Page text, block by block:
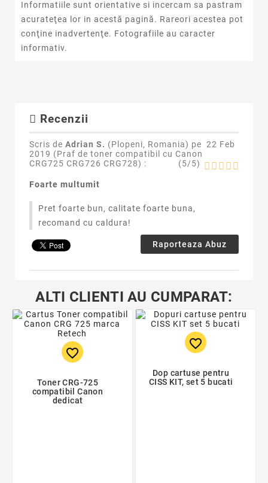
Informatiile sunt orientative si incercam sa pastram
acurateţea lor in acestă pagină. Rareori acestea pot
conţine inadvertenţe. Fotografiile au caracter
informativ.
Recenzii
Scris de Adrian S. (Plopeni, Romania) pe 22 Feb
2019 (Praf de toner compatibil cu Canon
CRG725 CRG726 CRG728) : (5/5)
Foarte multumit
Pret foarte bun, calitate foarte buna,
recomand cu caldura!
Raporteaza Abuz
ALTI CLIENTI AU CUMPARAT:
favorite_border
Toner CRG-725
compatibil Canon
dedicat
favorite_border
Dop cartuse pentru
CISS KIT, set 5 bucati